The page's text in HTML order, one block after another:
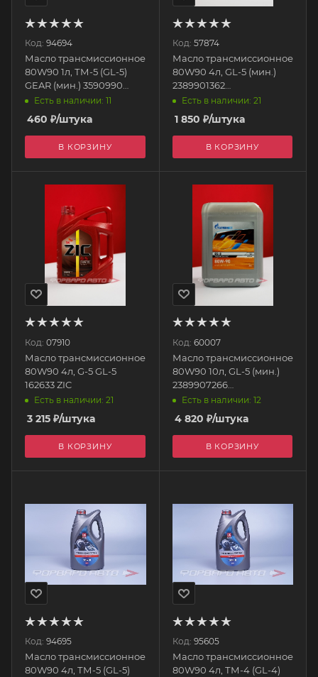
Код: 94694
Масло трансмиссионное
80W90 1л, ТМ-5 (GL-5)
GEAR (мин.) 3590990
ЛУКОЙЛ
Есть в наличии: 11
460 ₽/штука
В КОРЗИНУ
Код: 57874
Масло трансмиссионное
80W90 4л, GL-5 (мин.)
2389901362
GAZPROMNEFT
Есть в наличии: 21
1 850 ₽/штука
В КОРЗИНУ
Код: 07910
Масло трансмиссионное
80W90 4л, G-5 GL-5
162633 ZIC
Есть в наличии: 21
3 215 ₽/штука
В КОРЗИНУ
Код: 60007
Масло трансмиссионное
80W90 10л, GL-5 (мин.)
2389907266
GAZPROMNEFT
Есть в наличии: 12
4 820 ₽/штука
В КОРЗИНУ
Код: 94695
Масло трансмиссионное
80W90 4л, ТМ-5 (GL-5)
Код: 95605
Масло трансмиссионное
80W90 4л, ТМ-4 (GL-4)